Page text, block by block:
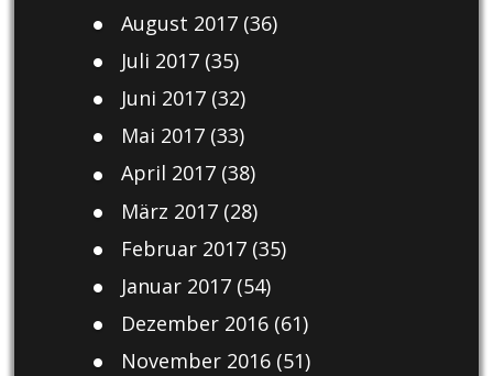
August 2017(36)
Juli 2017(35)
Juni 2017(32)
Mai 2017(33)
April 2017(38)
März 2017(28)
Februar 2017(35)
Januar 2017(54)
Dezember 2016(61)
November 2016(51)